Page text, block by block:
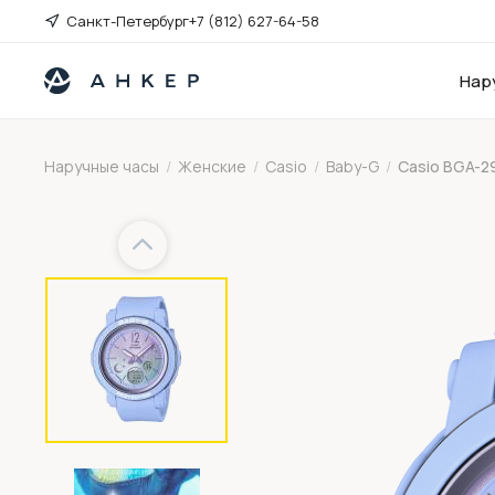
Санкт-Петербург+7 (812) 627-64-58
Наручные часы / Женские / Casio / Baby-G / Casio BGA-
Previous